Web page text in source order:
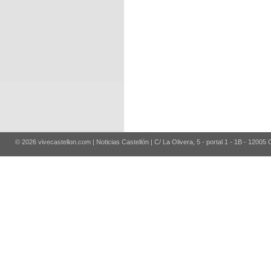
© 2026 vivecastellon.com | Noticias Castellón | C/ La Olivera, 5 - portal 1 - 1B - 12005